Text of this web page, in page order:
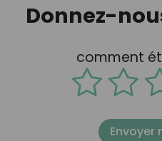
Donnez-
comment
Envoyer